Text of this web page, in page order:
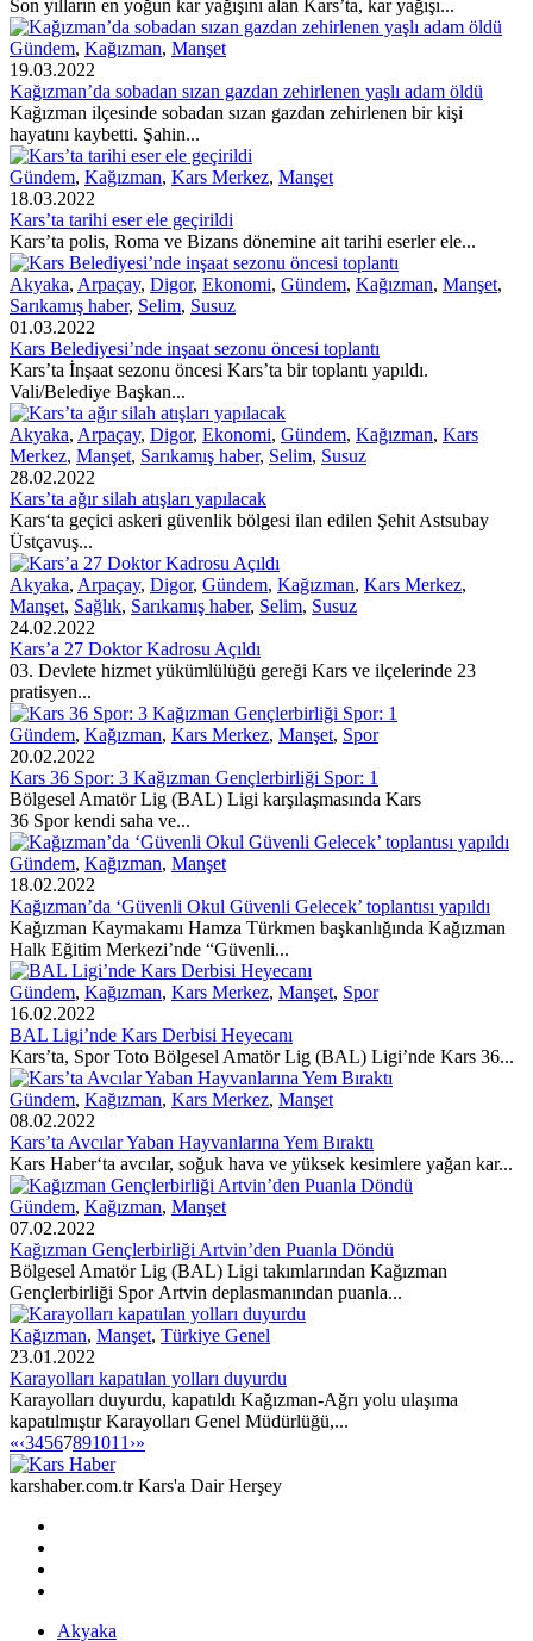
Son yılların en yoğun kar yağışını alan Kars’ta, kar yağışı...
Gündem, Kağızman, Manşet
19.03.2022
Kağızman’da sobadan sızan gazdan zehirlenen yaşlı adam öldü
Kağızman ilçesinde sobadan sızan gazdan zehirlenen bir kişi
hayatını kaybetti. Şahin...
Gündem, Kağızman, Kars Merkez, Manşet
18.03.2022
Kars’ta tarihi eser ele geçirildi
Kars’ta polis, Roma ve Bizans dönemine ait tarihi eserler ele...
Akyaka, Arpaçay, Digor, Ekonomi, Gündem, Kağızman, Manşet,
Sarıkamış haber, Selim, Susuz
01.03.2022
Kars Belediyesi’nde inşaat sezonu öncesi toplantı
Kars’ta İnşaat sezonu öncesi Kars’ta bir toplantı yapıldı.
Vali/Belediye Başkan...
Akyaka, Arpaçay, Digor, Ekonomi, Gündem, Kağızman, Kars
Merkez, Manşet, Sarıkamış haber, Selim, Susuz
28.02.2022
Kars’ta ağır silah atışları yapılacak
Kars‘ta geçici askeri güvenlik bölgesi ilan edilen Şehit Astsubay
Üstçavuş...
Akyaka, Arpaçay, Digor, Gündem, Kağızman, Kars Merkez,
Manşet, Sağlık, Sarıkamış haber, Selim, Susuz
24.02.2022
Kars’a 27 Doktor Kadrosu Açıldı
03. Devlete hizmet yükümlülüğü gereği Kars ve ilçelerinde 23
pratisyen...
Gündem, Kağızman, Kars Merkez, Manşet, Spor
20.02.2022
Kars 36 Spor: 3 Kağızman Gençlerbirliği Spor: 1
Bölgesel Amatör Lig (BAL) Ligi karşılaşmasında Kars
36 Spor kendi saha ve...
Gündem, Kağızman, Manşet
18.02.2022
Kağızman’da ‘Güvenli Okul Güvenli Gelecek’ toplantısı yapıldı
Kağızman Kaymakamı Hamza Türkmen başkanlığında Kağızman
Halk Eğitim Merkezi’nde “Güvenli...
Gündem, Kağızman, Kars Merkez, Manşet, Spor
16.02.2022
BAL Ligi’nde Kars Derbisi Heyecanı
Kars’ta, Spor Toto Bölgesel Amatör Lig (BAL) Ligi’nde Kars 36...
Gündem, Kağızman, Kars Merkez, Manşet
08.02.2022
Kars’ta Avcılar Yaban Hayvanlarına Yem Bıraktı
Kars Haber‘ta avcılar, soğuk hava ve yüksek kesimlere yağan kar...
Gündem, Kağızman, Manşet
07.02.2022
Kağızman Gençlerbirliği Artvin’den Puanla Döndü
Bölgesel Amatör Lig (BAL) Ligi takımlarından Kağızman
Gençlerbirliği Spor Artvin deplasmanından puanla...
Kağızman, Manşet, Türkiye Genel
23.01.2022
Karayolları kapatılan yolları duyurdu
Karayolları duyurdu, kapatıldı Kağızman-Ağrı yolu ulaşıma
kapatılmıştır Karayolları Genel Müdürlüğü,...
«‹34567891011 ›»
karshaber.com.tr Kars'a Dair Herşey
Akyaka